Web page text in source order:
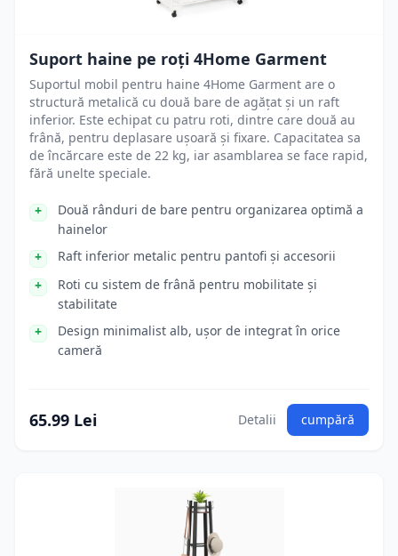
Suport haine pe roți 4Home Garment
Suportul mobil pentru haine 4Home Garment are o
structură metalică cu două bare de agățat și un raft
inferior. Este echipat cu patru roti, dintre care două au
frână, pentru deplasare ușoară și fixare. Capacitatea sa
de încărcare este de 22 kg, iar asamblarea se face rapid,
fără unelte speciale.
Două rânduri de bare pentru organizarea optimă a
hainelor
Raft inferior metalic pentru pantofi și accesorii
Roti cu sistem de frână pentru mobilitate și
stabilitate
Design minimalist alb, ușor de integrat în orice
cameră
65.99 Lei Detalii cumpără